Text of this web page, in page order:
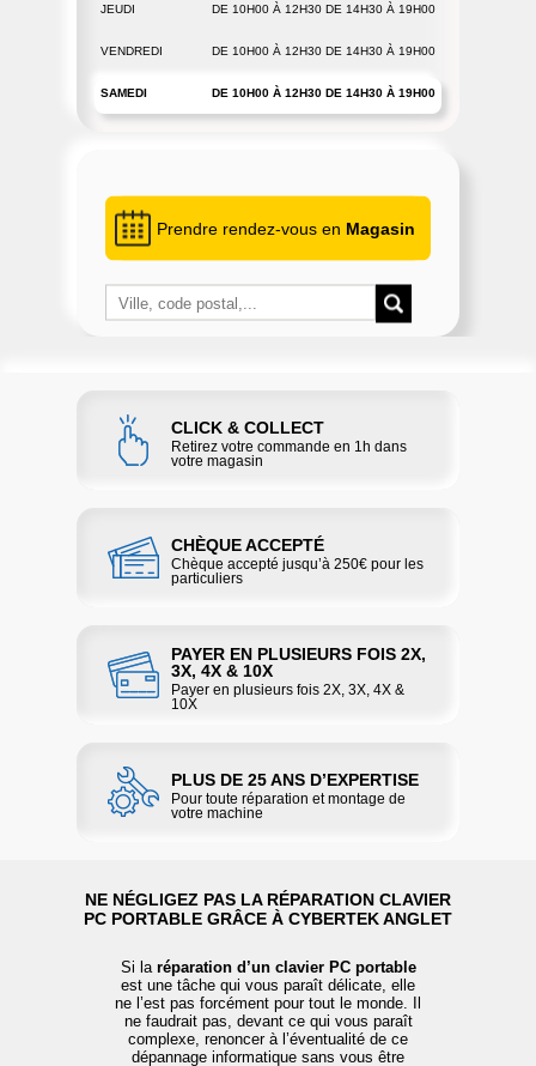
JEUDI DE 10H00 À 12H30 DE 14H30 À 19H00
VENDREDI DE 10H00 À 12H30 DE 14H30 À 19H00
SAMEDI DE 10H00 À 12H30 DE 14H30 À 19H00
Prendre rendez-vous en Magasin
CLICK & COLLECT
Retirez votre commande en 1h dans
votre magasin
CHÈQUE ACCEPTÉ
Chèque accepté jusqu’à 250€ pour les
particuliers
PAYER EN PLUSIEURS FOIS 2X,
3X, 4X & 10X
Payer en plusieurs fois 2X, 3X, 4X &
10X
PLUS DE 25 ANS D’EXPERTISE
Pour toute réparation et montage de
votre machine
NE NÉGLIGEZ PAS LA RÉPARATION CLAVIER
PC PORTABLE GRÂCE À CYBERTEK ANGLET
Si la réparation d’un clavier PC portable
est une tâche qui vous paraît délicate, elle
ne l’est pas forcément pour tout le monde. Il
ne faudrait pas, devant ce qui vous paraît
complexe, renoncer à l’éventualité de ce
dépannage informatique sans vous être